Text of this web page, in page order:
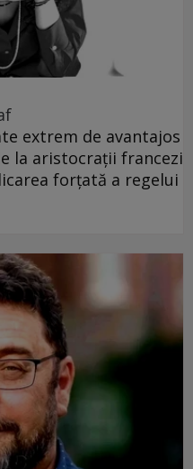
extrem de avantajos
la aristocrații francezi
forțată a regelui